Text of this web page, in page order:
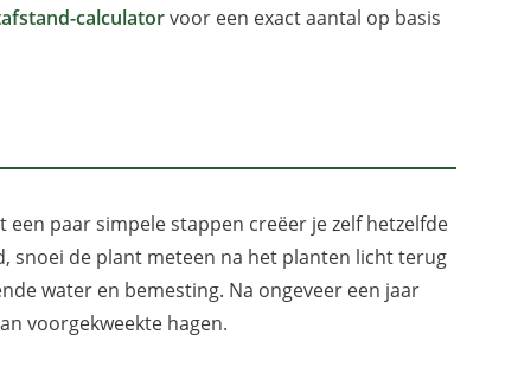
calculatorvoor een exact aantal op basis
paar simpele stappen creëer je zelf hetzelfde
snoei de plant meteen na het planten licht terug
water en bemesting. Na ongeveer een jaar
voorgekweekte hagen.